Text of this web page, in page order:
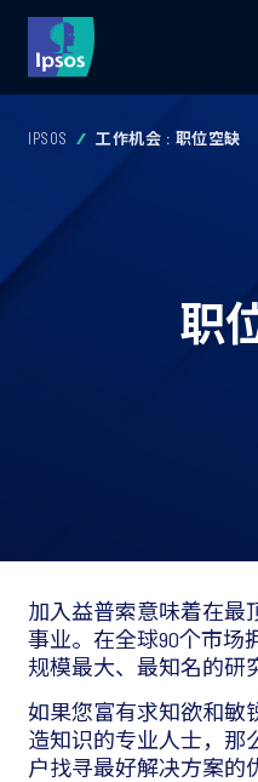
IPSOS 工作机会 : 职位空缺
职
加入益普索意味着在最
事业。在全球90个市场
规模最大、最知名的研
如果您富有求知欲和敏
造知识的专业人士，那
户找寻最好解决方案的